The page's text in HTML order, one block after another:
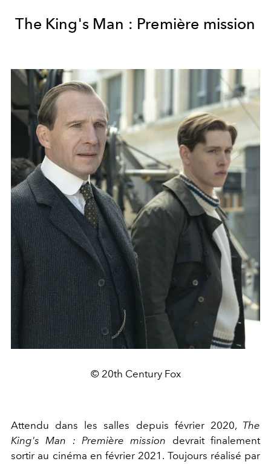
The King's Man : Première mission
© 20th Century Fox
Attendu dans les salles depuis février 2020, The
King's Man : Première mission devrait finalement
sortir au cinéma en février 2021. Toujours réalisé par